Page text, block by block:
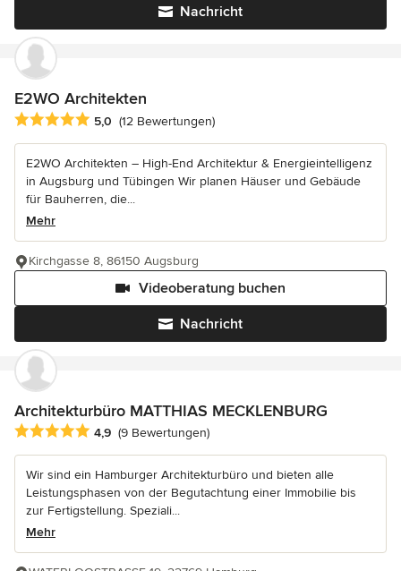
Nachricht
E2WO Architekten
Durchschnittliche Bewertung: 5 von 5 Sternen
5,0 (12 Bewertungen)
E2WO Architekten – High-End Architektur & Energieintelligenz
in Augsburg und Tübingen Wir planen Häuser und Gebäude
für Bauherren, die...
Mehr
Nachricht
Videoberatung buchen
Kirchgasse 8, 86150 Augsburg
Architekturbüro MATTHIAS MECKLENBURG
Durchschnittliche Bewertung: 4.9 von 5 Sternen
4,9 (9 Bewertungen)
Wir sind ein Hamburger Architekturbüro und bieten alle
Leistungsphasen von der Begutachtung einer Immobilie bis
zur Fertigstellung. Speziali...
Mehr